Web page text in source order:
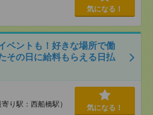
気になる！
ベントも！好きな場所で働
その日に給料もらえる日払
り駅：西船橋駅） 気になる！